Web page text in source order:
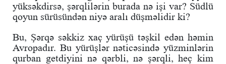
yüksəkdirsə, şərqlilərin burada nə işi var? Südlü
qoyun sürüsündən niyə aralı düşməlidir ki?
Bu, Şərqə səkkiz xaç yürüşü təşkil edən həmin
Avropadır. Bu yürüşlər nəticəsində yüzminlərin
qurban getdiyini nə qərbli, nə şərqli, heç kim